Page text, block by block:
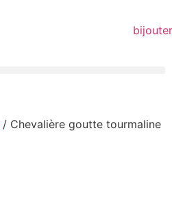
/ Chevalière goutte tourmaline